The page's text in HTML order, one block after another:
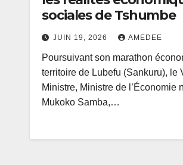
sociales de Tshumbe
JUIN 19, 2026 AMEDEE
Poursuivant son marathon
territoire de Lubefu (Sankuru), le
Ministre, Ministre de l’Économie
Mukoko Samba,…